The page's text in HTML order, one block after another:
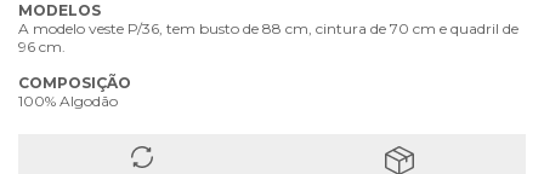
MODELOS
A modelo veste P/36, tem busto de 88 cm, cintura de 70 cm e quadril de
96 cm.
COMPOSIÇÃO
100% Algodão